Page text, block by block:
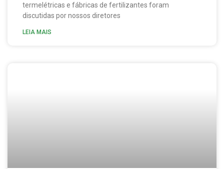
termelétricas e fábricas de fertilizantes foram
discutidas por nossos diretores
LEIA MAIS